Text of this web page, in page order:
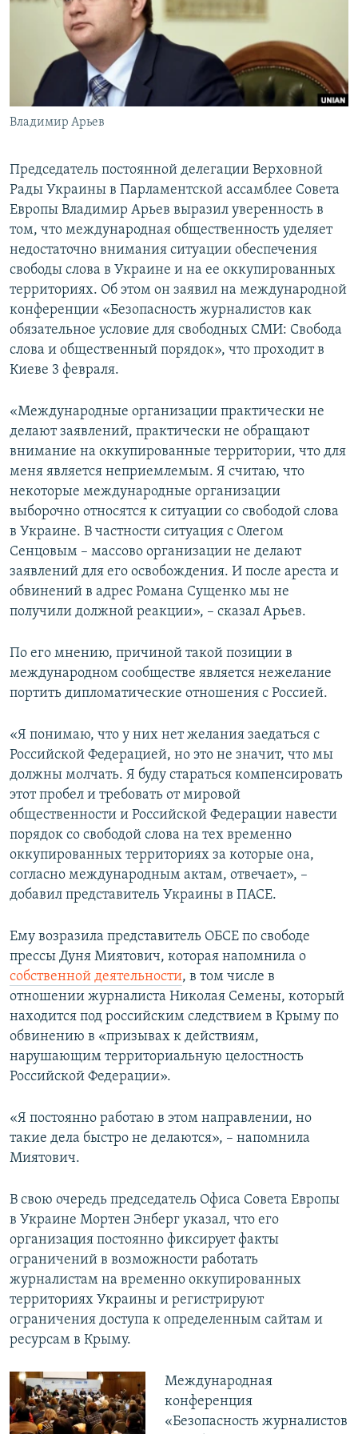
ПОБЕДИТЕЛЕЙ НЕ СУДЯТ?
КРЫМ.НЕПОКОРЕННЫЙ
ELIFBE
УКРАИНСКАЯ ПРОБЛЕМА КРЫМА
ПРИСОЕДИНЯЙТЕСЬ!
Все сайты RFE/RL
Владимир Арьев
Председатель постоянной делегации Верховной
Рады Украины в Парламентской ассамблее Совета
Европы Владимир Арьев выразил уверенность в
том, что международная общественность уделяет
недостаточно внимания ситуации обеспечения
свободы слова в Украине и на ее оккупированных
территориях. Об этом он заявил на международной
конференции «Безопасность журналистов как
обязательное условие для свободных СМИ: Свобода
слова и общественный порядок», что проходит в
Киеве 3 февраля.
«Международные организации практически не
делают заявлений, практически не обращают
внимание на оккупированные территории, что для
меня является неприемлемым. Я считаю, что
некоторые международные организации
выборочно относятся к ситуации со свободой слова
в Украине. В частности ситуация с Олегом
Сенцовым – массово организации не делают
заявлений для его освобождения. И после ареста и
обвинений в адрес Романа Сущенко мы не
получили должной реакции», – сказал Арьев.
По его мнению, причиной такой позиции в
международном сообществе является нежелание
портить дипломатические отношения с Россией.
«Я понимаю, что у них нет желания заедаться с
Российской Федерацией, но это не значит, что мы
должны молчать. Я буду стараться компенсировать
этот пробел и требовать от мировой
общественности и Российской Федерации навести
порядок со свободой слова на тех временно
оккупированных территориях за которые она,
согласно международным актам, отвечает», –
добавил представитель Украины в ПАСЕ.
Ему возразила представитель ОБСЕ по свободе
прессы Дуня Миятович, которая напомнила о
собственной деятельности, в том числе в
отношении журналиста Николая Семены, который
находится под российским следствием в Крыму по
обвинению в «призывах к действиям,
нарушающим территориальную целостность
Российской Федерации».
«Я постоянно работаю в этом направлении, но
такие дела быстро не делаются», – напомнила
Миятович.
В свою очередь председатель Офиса Совета Европы
в Украине Мортен Энберг указал, что его
организация постоянно фиксирует факты
ограничений в возможности работать
журналистам на временно оккупированных
территориях Украины и регистрируют
ограничения доступа к определенным сайтам и
ресурсам в Крыму.
Международная
конференция
«Безопасность журналистов